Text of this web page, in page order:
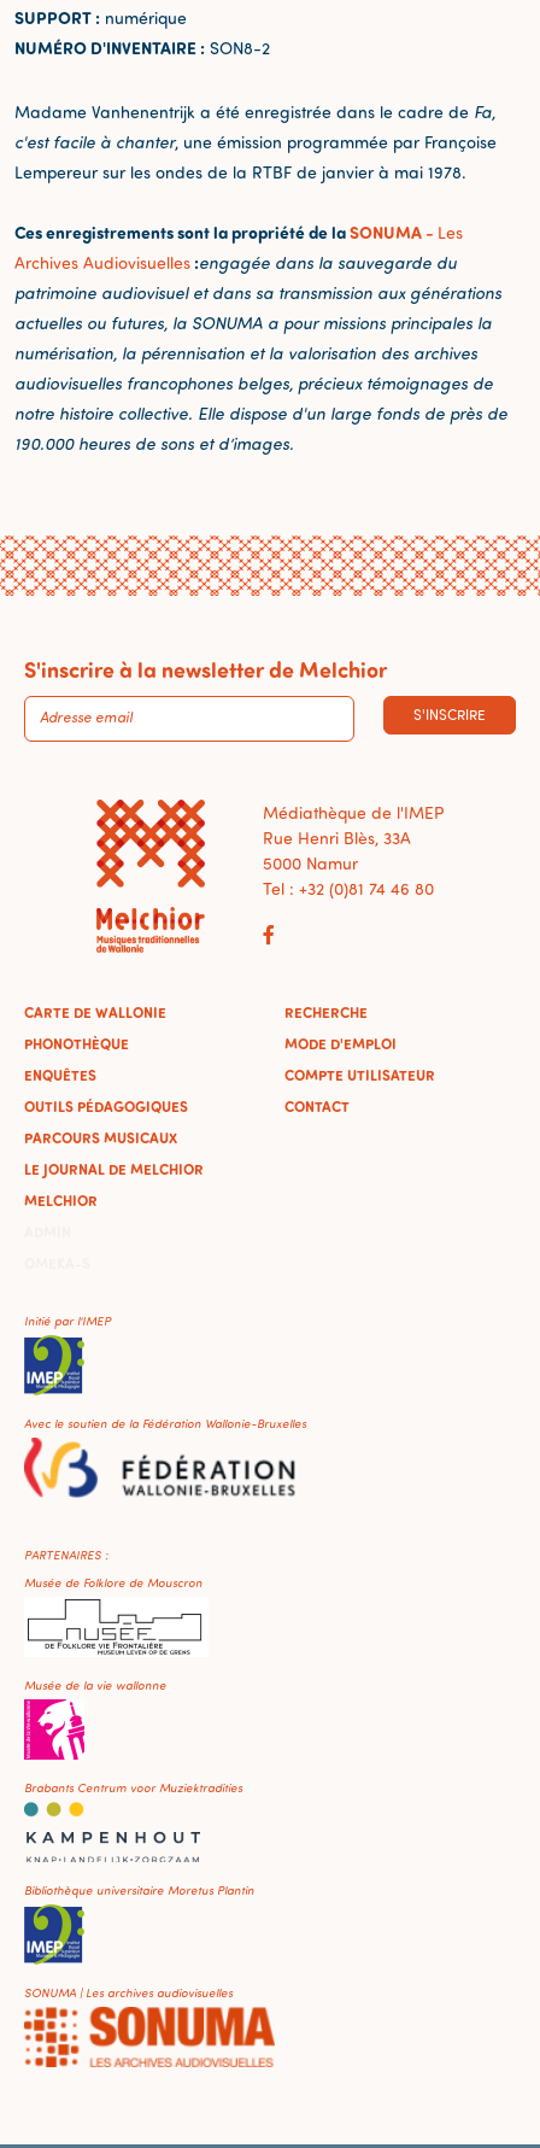
SUPPORT : numérique
NUMÉRO D'INVENTAIRE : SON8-2
Madame Vanhenentrijk a été enregistrée dans le cadre de Fa,
c'est facile à chanter, une émission programmée par Françoise
Lempereur sur les ondes de la RTBF de janvier à mai 1978.
Ces enregistrements sont la propriété de laSONUMA - Les
Archives Audiovisuelles :engagée dans la sauvegarde du
patrimoine audiovisuel et dans sa transmission aux générations
actuelles ou futures, la SONUMA a pour missions principales la
numérisation, la pérennisation et la valorisation des archives
audiovisuelles francophones belges, précieux témoignages de
notre histoire collective. Elle dispose d'un large fonds de près de
190.000 heures de sons et d’images.
S'inscrire à la newsletter de Melchior
S'INSCRIRE
Médiathèque de l'IMEP
Rue Henri Blès, 33A
5000 Namur
Tel : +32 (0)81 74 46 80
CARTE DE WALLONIE
PHONOTHÈQUE
ENQUÊTES
OUTILS PÉDAGOGIQUES
PARCOURS MUSICAUX
LE JOURNAL DE MELCHIOR
MELCHIOR
RECHERCHE
MODE D'EMPLOI
COMPTE UTILISATEUR
CONTACT
Initié par l'IMEP
Avec le soutien de la Fédération Wallonie-Bruxelles
PARTENAIRES :
Musée de Folklore de Mouscron
Musée de la vie wallonne
Brabants Centrum voor Muziektradities
Bibliothèque universitaire Moretus Plantin
SONUMA | Les archives audiovisuelles